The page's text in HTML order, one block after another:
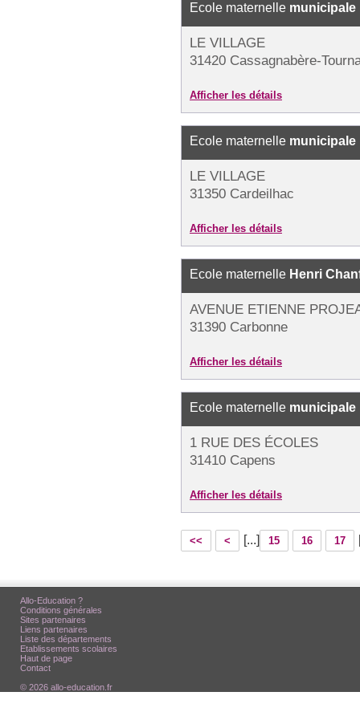
Ecole maternelle municipale
LE VILLAGE
31420 Cassagnabère-
Afficher les détails
Ecole maternelle municipale
LE VILLAGE
31350 Cardeilhac
Afficher les détails
Ecole maternelle Henri
AVENUE ETIENNE
31390 Carbonne
Afficher les détails
Ecole maternelle municipale
1 RUE DES ÉCOLES
31410 Capens
Afficher les détails
<< < [...] 15 16 17
Allo-Education ?
Conditions générales
Sites partenaires
Liens partenaires
Liste des départements
Etablissements scolaires
Haut de page
Contact
© 2026 allo-education.fr